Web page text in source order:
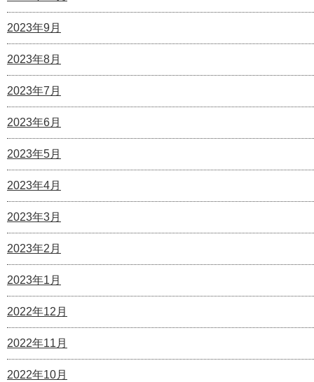
2023年9月
2023年8月
2023年7月
2023年6月
2023年5月
2023年4月
2023年3月
2023年2月
2023年1月
2022年12月
2022年11月
2022年10月